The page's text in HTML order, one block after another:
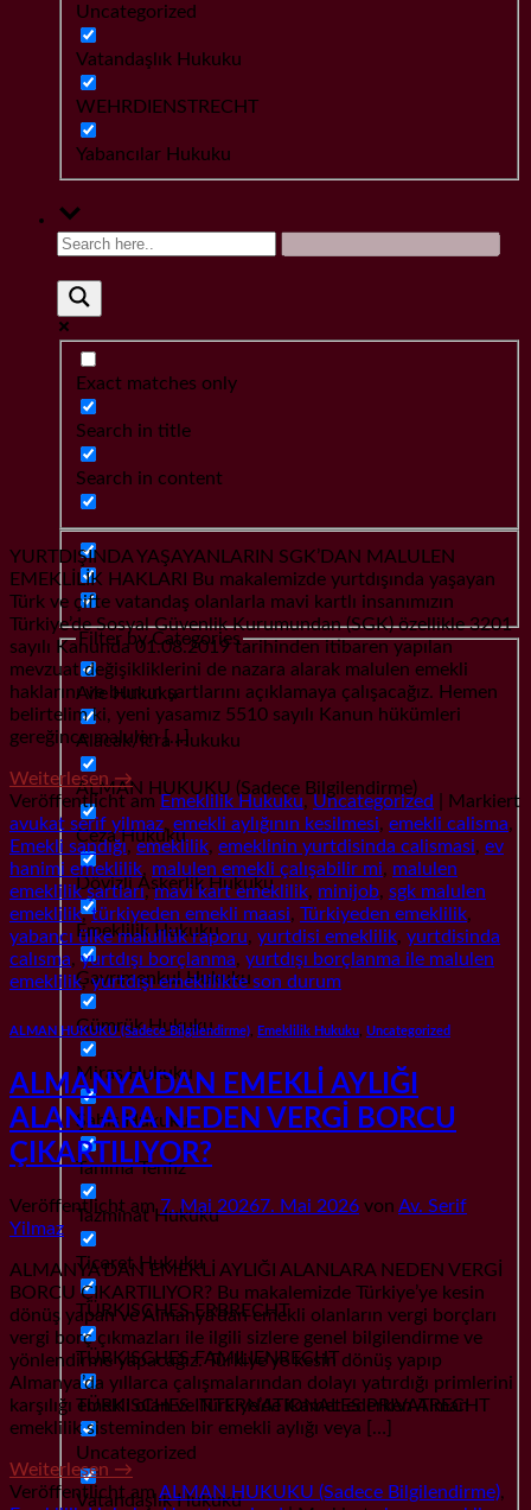
Uncategorized
Vatandaşlık Hukuku
WEHRDIENSTRECHT
Yabancılar Hukuku
Exact matches only
Search in title
Search in content
Filter by Categories
Aile Hukuku
Alacak/İcra Hukuku
ALMAN HUKUKU (Sadece Bilgilendirme)
Ceza Hukuku
Dövizli Askerlik Hukuku
Emeklilik Hukuku
Gayrımenkul Hukuku
Gümrük Hukuku
Miras Hukuku
Şahıs Hukuku
Tanıma Tenfiz
Tazminat Hukuku
Ticaret Hukuku
TÜRKISCHES ERBRECHT
TÜRKISCHES FAMILIENRECHT
TÜRKISCHES INTERNATIONALES PRIVATRECHT
Uncategorized
Vatandaşlık Hukuku
YURTDIŞINDA YAŞAYANLARIN SGK’DAN MALULEN
EMEKLİLİK HAKLARI Bu makalemizde yurtdışında yaşayan
Türk ve çifte vatandaş olanlarla mavi kartlı insanımızın
Türkiye’de Sosyal Güvenlik Kurumundan (SGK) özellikle 3201
sayılı Kanunda 01.08.2019 tarihinden itibaren yapılan
mevzuat değişikliklerini de nazara alarak malulen emekli
haklarını ve bunun şartlarını açıklamaya çalışacağız. Hemen
belirtelim ki, yeni yasamız 5510 sayılı Kanun hükümleri
gereğince malulen […]
Weiterlesen→
Veröffentlicht am Emeklilik Hukuku, Uncategorized
Markiert
avukat serif yilmaz, emekli aylığının kesilmesi, emekli calisma,
Emekli sandığı,emeklilik, emeklinin yurtdisinda calismasi, ev
hanimi emeklilik, malulen emekli çalışabilir mi, malulen
emeklilik şartları,mavi kart emeklilik, minijob, sgk malulen
emeklilik,türkiyeden emekli maasi, Türkiyeden emeklilik,
yabancı ülke malullük raporu, yurtdisi emeklilik, yurtdisinda
calısma, yurtdışı borçlanma, yurtdışı borçlanma ile malulen
emeklilik,yurtdışı emeklilikte son durum
ALMAN HUKUKU (Sadece Bilgilendirme) Emeklilik Hukuku Uncategorized
ALMANYA’DAN EMEKLİ AYLIĞI
ALANLARA NEDEN VERGİ BORCU
ÇIKARTILIYOR?
Veröffentlicht am7. Mai 20267. Mai 2026 von Av. Serif
Yilmaz
ALMANYA’DAN EMEKLİ AYLIĞI ALANLARA NEDEN VERGİ
BORCU ÇIKARTILIYOR? Bu makalemizde Türkiye’ye kesin
dönüş yapan ve Almanya’dan emekli olanların vergi borçları
vergi borç çıkmazları ile ilgili sizlere genel bilgilendirme ve
yönlendirme yapacağız. Türkiye’ye kesin dönüş yapıp
Almanya’da yıllarca çalışmalarından dolayı yatırdığı primlerini
karşılığı emekli olan ve Türkiye’de ikamet ederken Alman
emeklilik sisteminden bir emekli aylığı veya […]
Weiterlesen →
Veröffentlicht amALMAN HUKUKU (Sadece Bilgilendirme),